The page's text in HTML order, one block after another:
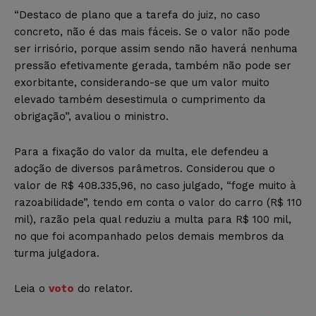
“Destaco de plano que a tarefa do juiz, no caso
concreto, não é das mais fáceis. Se o valor não pode
ser irrisório, porque assim sendo não haverá nenhuma
pressão efetivamente gerada, também não pode ser
exorbitante, considerando-se que um valor muito
elevado também desestimula o cumprimento da
obrigação”, avaliou o ministro.
Para a fixação do valor da multa, ele defendeu a
adoção de diversos parâmetros. Considerou que o
valor de R$ 408.335,96, no caso julgado, “foge muito à
razoabilidade”, tendo em conta o valor do carro (R$ 110
mil), razão pela qual reduziu a multa para R$ 100 mil,
no que foi acompanhado pelos demais membros da
turma julgadora.
Leia o voto do relator.